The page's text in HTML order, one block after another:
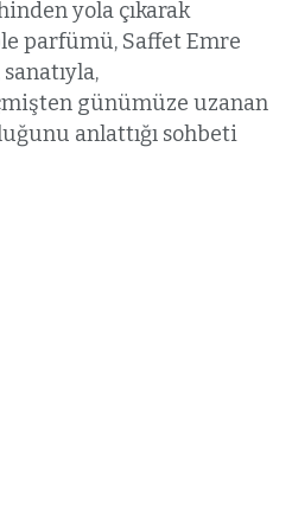
yola çıkarak
parfümü, Saffet Emre
günümüze uzanan
anlattığı sohbeti